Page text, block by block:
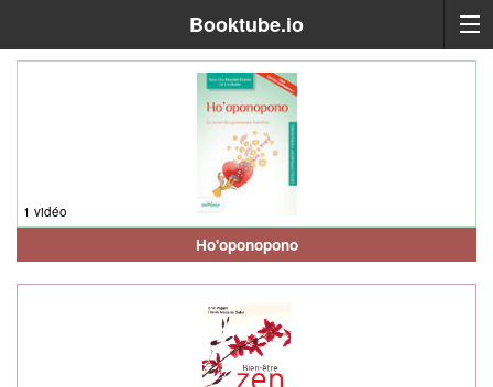
Booktube.io
1 vidéo
Ho'oponopono